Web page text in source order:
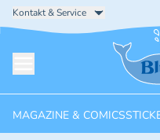
Kontakt & Service
MAGAZINE & COMICS